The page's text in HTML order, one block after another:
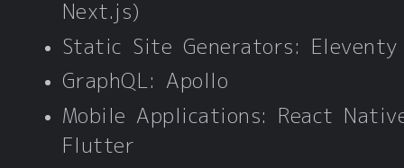
Next.js)
Static Site Generators: Eleventy
GraphQL: Apollo
Mobile Applications: React
Flutter